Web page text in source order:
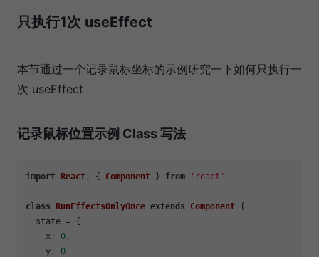
只执行1次 useEffect
本节通过一个记录鼠标坐标的示例研究一下如何只执行一
次 useEffect
记录鼠标位置示例 Class 写法
import React , { Component } from 'react'
class RunEffectsOnlyOnce extends Component {
  state = {
x : 0 ,
y : 0